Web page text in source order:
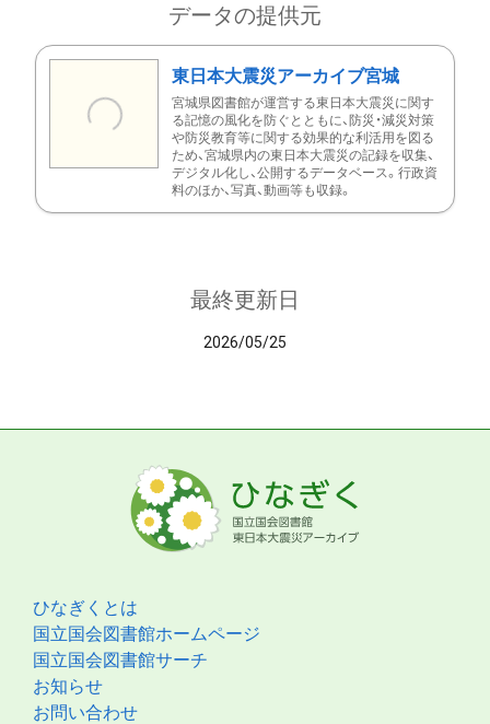
データの提供元
東日本大震災アーカイブ宮城
宮城県図書館が運営する東日本大震災に関す
る記憶の風化を防ぐとともに、防災・減災対策
や防災教育等に関する効果的な利活用を図る
ため、宮城県内の東日本大震災の記録を収集、
デジタル化し、公開するデータベース。行政資
料のほか、写真、動画等も収録。
最終更新日
2026/05/25
ひなぎくとは
国立国会図書館ホームページ
国立国会図書館サーチ
お知らせ
お問い合わせ